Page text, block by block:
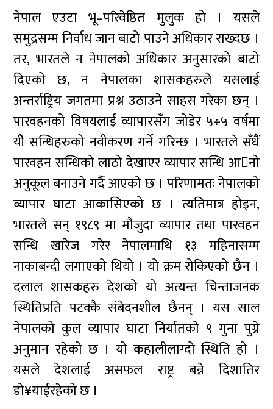
नेपाल एउटा भू–परिवेष्ठित मुलुक हो । यसले
समुद्रसम्म निर्वाध जान बाटो पाउने अधिकार राख्दछ ।
तर, भारतले न नेपालको अधिकार अनुसारको बाटो
दिएको छ, न नेपालका शासकहरुले यसलाई
अन्तर्राष्ट्रिय जगतमा प्रश्न उठाउने साहस गरेका छन् ।
पारवहनको विषयलाई व्यापारसँंग जोडेर ५÷५ वर्षमा
यीे सन्धिहरुको नवीकरण गर्ने गरिन्छ । भारतले सँधैं
पारवहन सन्धिको लाठो देखाएर व्यापार सन्धि आनो
अनुकूल बनाउने गर्दै आएको छ । परिणामतः नेपालको
व्यापार घाटा आकासिएको छ । त्यतिमात्र होइन,
भारतले सन् १९८९ मा मौजुदा व्यापार तथा पारवहन
सन्धि खारेज गरेर नेपालमाथि १३ महिनासम्म
नाकाबन्दी लगाएको थियो । यो क्रम रोकिएको छैन ।
दलाल शासकहरु देशको यो अत्यन्त चिन्ताजनक
स्थितिप्रति पटक्कै संबेदनशील छैनन् । यस साल
नेपालको कुल व्यापार घाटा निर्यातको ९ गुना पुग्ने
अनुमान रहेको छ । यो कहालीलाग्दो स्थिति हो ।
यसले देशलाई असफल राष्ट्र बन्ने दिशातिर
डो¥याईरहेको छ ।